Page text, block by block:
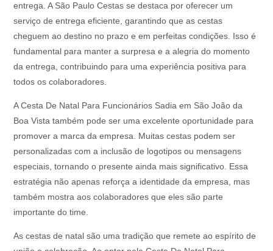
entrega. A São Paulo Cestas se destaca por oferecer um
serviço de entrega eficiente, garantindo que as cestas
cheguem ao destino no prazo e em perfeitas condições. Isso é
fundamental para manter a surpresa e a alegria do momento
da entrega, contribuindo para uma experiência positiva para
todos os colaboradores.
A Cesta De Natal Para Funcionários Sadia em São João da
Boa Vista também pode ser uma excelente oportunidade para
promover a marca da empresa. Muitas cestas podem ser
personalizadas com a inclusão de logotipos ou mensagens
especiais, tornando o presente ainda mais significativo. Essa
estratégia não apenas reforça a identidade da empresa, mas
também mostra aos colaboradores que eles são parte
importante do time.
As cestas de natal são uma tradição que remete ao espírito de